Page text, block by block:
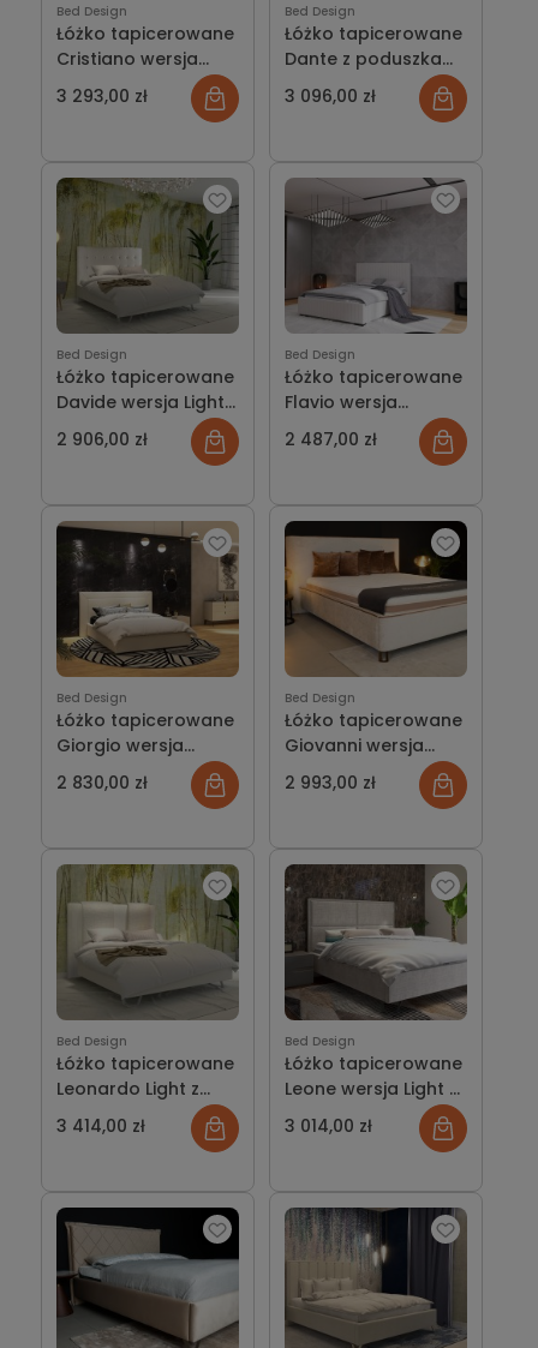
Bed Design
Łóżko tapicerowane
Cristiano wersja
Light z pojemnikiem
lub bez
3 293,00 zł
Bed Design
Łóżko tapicerowane
Dante z poduszkami
wersja ramowa z
pojemnikiem lub bez
3 096,00 zł
Bed Design
Łóżko tapicerowane
Davide wersja Light z
pojemnikiem lub bez
2 906,00 zł
Bed Design
Łóżko tapicerowane
Flavio wersja
ramowa z
pojemnikiem lub bez
2 487,00 zł
Bed Design
Łóżko tapicerowane
Giorgio wersja
ramowa z
pojemnikiem lub bez
2 830,00 zł
Bed Design
Łóżko tapicerowane
Giovanni wersja
ramowa z
pojemnikiem lub bez
2 993,00 zł
Bed Design
Łóżko tapicerowane
Leonardo Light z
pojemnikiem lub bez
3 414,00 zł
Bed Design
Łóżko tapicerowane
Leone wersja Light z
pojemnikiem lub bez
3 014,00 zł